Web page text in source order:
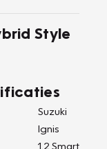
Style
Suzuki
Ignis
1.2 Smart